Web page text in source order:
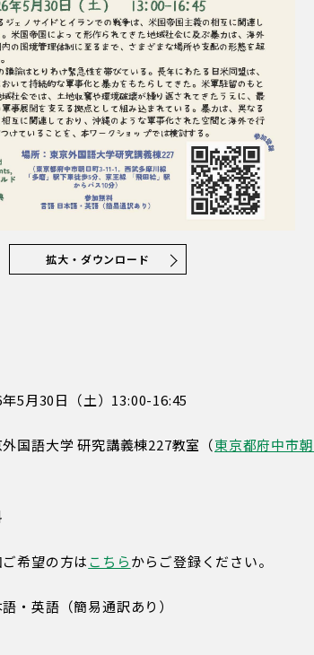
拡大・ダウンロード
月30日（土）13:00-16:45
語大学 研究講義棟227教室（東京都府中市
希望の方はこちらからご登録ください。
・英語（簡易通訳あり）